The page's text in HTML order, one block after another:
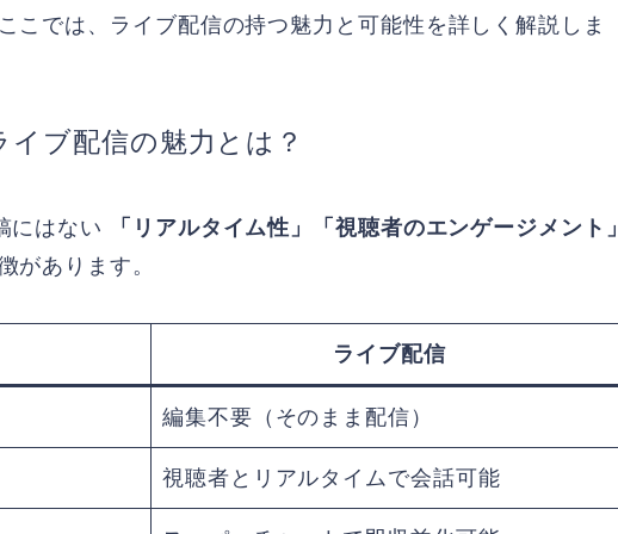
こでは、ライブ配信の持つ魅力と可能性を詳しく解説しま
ブ配信の魅力とは？
にはない
「リアルタイム性」「視聴者のエンゲージメント」
があります。
ライブ配信
編集不要（そのまま配信）
視聴者とリアルタイムで会話可能